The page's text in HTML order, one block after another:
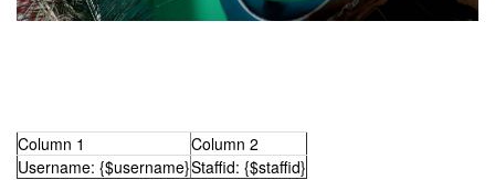
Column 1
Column 2
Username: {$username}Staffid: {$staffid}